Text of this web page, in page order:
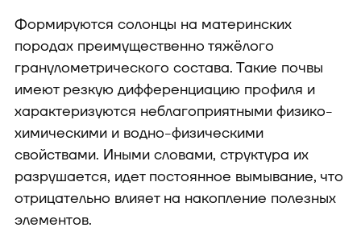
Формируются солонцы на материнских
породах преимущественно тяжёлого
гранулометрического состава. Такие почвы
имеют резкую дифференциацию профиля и
характеризуются неблагоприятными физико-
химическими и водно-физическими
свойствами. Иными словами, структура их
разрушается, идет постоянное вымывание, что
отрицательно влияет на накопление полезных
элементов.